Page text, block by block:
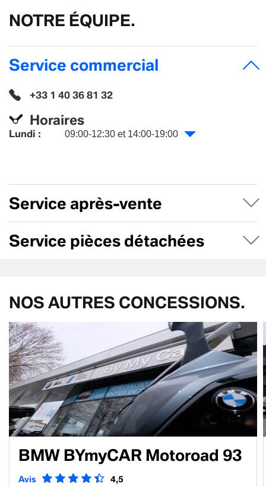
NOTRE ÉQUIPE.
Service commercial
+33 1 40 36 81 32
Horaires
Lundi : 09:00-12:30 et 14:00-19:00
Service après-vente
Service pièces détachées
NOS AUTRES CONCESSIONS.
BMW BYmyCAR Motoroad 93
Avis 4,5